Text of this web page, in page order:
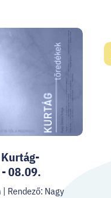
Kurtág-
- 08.09.
Rendező: Nagy